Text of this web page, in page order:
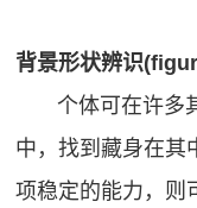
背景形状辨识
个体可在许多其
中，找到藏身在其
项稳定的能力，则